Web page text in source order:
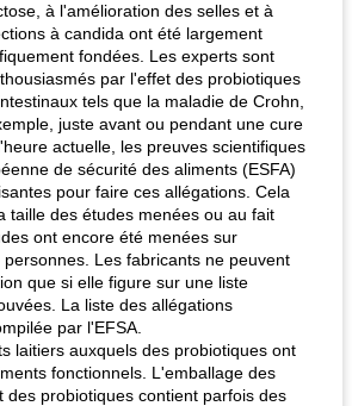
à l'amélioration des selles et à
à candida ont été largement
fondées. Les experts sont
par l'effet des probiotiques
tels que la maladie de Crohn,
juste avant ou pendant une cure
actuelle, les preuves scientifiques
de sécurité des aliments (ESFA)
pour faire ces allégations. Cela
taille des études menées ou au fait
ont encore été menées sur
Les fabricants ne peuvent
que si elle figure sur une liste
La liste des allégations
par l'EFSA.
laitiers auxquels des probiotiques ont
fonctionnels. L'emballage des
des probiotiques contient parfois des